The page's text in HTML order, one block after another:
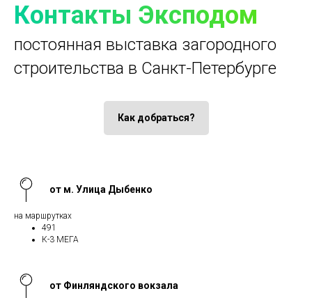
Контакты Эксподом
постоянная выставка загородного
строительства в Санкт-Петербурге
Как добраться?
от м. Улица Дыбенко
на маршрутках
491
К-3 МЕГА
от Финляндского вокзала